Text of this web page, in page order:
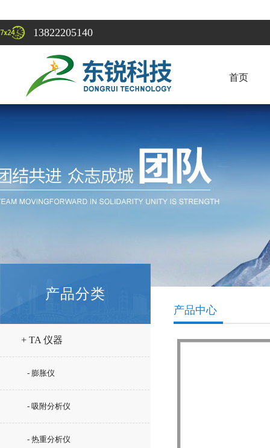
13822205140
首页
产品分类
+ TA 仪器
- 膨胀仪
- 吸附分析仪
- 热重分析仪
产品中心